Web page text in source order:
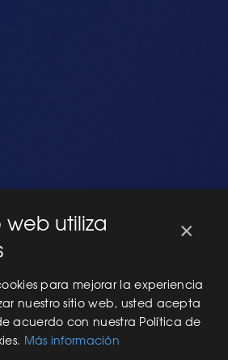
×
web utiliza
para mejorar la experiencia
nuestro sitio web, usted acepta
acuerdo con nuestra Política de
Más información